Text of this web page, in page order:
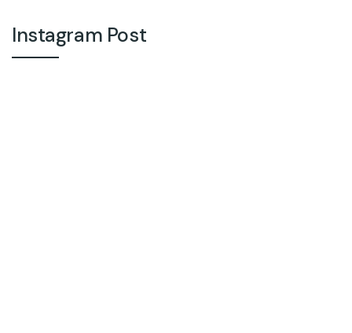
Instagram Post